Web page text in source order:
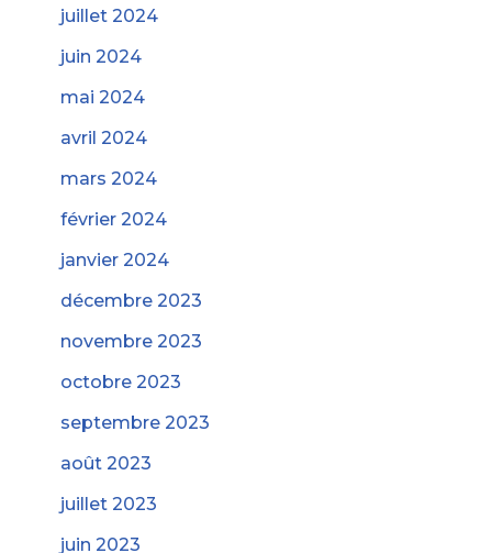
juillet 2024
juin 2024
mai 2024
avril 2024
mars 2024
février 2024
janvier 2024
décembre 2023
novembre 2023
octobre 2023
septembre 2023
août 2023
juillet 2023
juin 2023